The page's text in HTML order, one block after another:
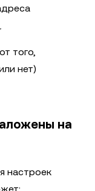
того,
нет)
на
настроек